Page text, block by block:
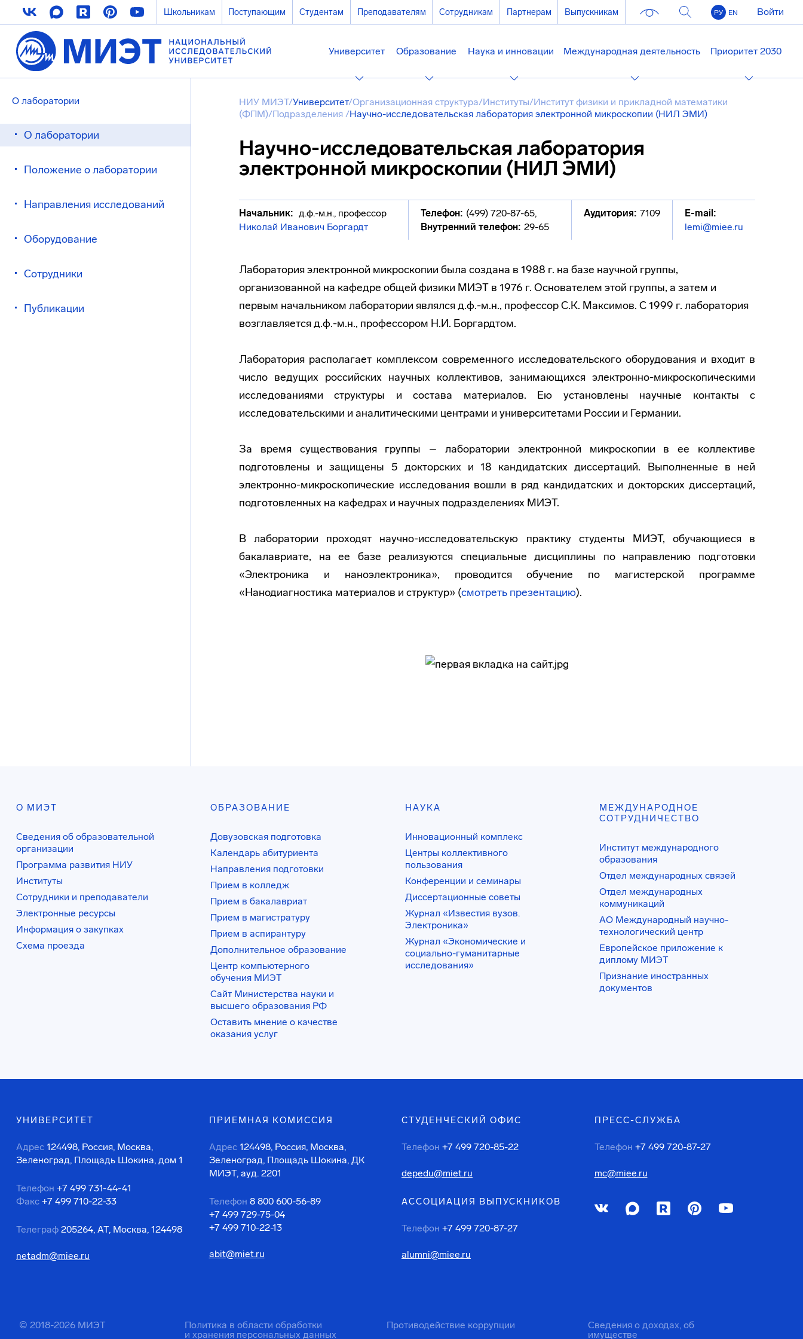
Школьникам Поступающим Студентам Преподавателям Сотрудникам Партнерам Выпускникам РУ EN Войти
Университет Образование Наука и инновации Международная деятельность Приоритет 2030
О лаборатории
О лаборатории
Положение о лаборатории
Направления исследований
Оборудование
Сотрудники
Публикации
НИУ МИЭТ/Университет/Организационная структура/Институты/Институт физики и прикладной математики
(ФПМ)/Подразделения /Научно-исследовательская лаборатория электронной микроскопии (НИЛ ЭМИ)
Научно-исследовательская лаборатория
электронной микроскопии (НИЛ ЭМИ)
Начальник: д.ф.-м.н., профессор
Николай Иванович Боргардт
Телефон: (499) 720-87-65,
Внутренний телефон: 29-65
Аудитория: 7109
E-mail:
lemi@miee.ru
Лаборатория электронной микроскопии была создана в 1988 г. на базе научной группы,
организованной на кафедре общей физики МИЭТ в 1976 г. Основателем этой группы, а затем и
первым начальником лаборатории являлся д.ф.-м.н., профессор С.К. Максимов. С 1999 г. лаборатория
возглавляется д.ф.-м.н., профессором Н.И. Боргардтом.
Лаборатория располагает комплексом современного исследовательского оборудования и входит в
число ведущих российских научных коллективов, занимающихся электронно-микроскопическими
исследованиями структуры и состава материалов. Ею установлены научные контакты с
исследовательскими и аналитическими центрами и университетами России и Германии.
За время существования группы – лаборатории электронной микроскопии в ее коллективе
подготовлены и защищены 5 докторских и 18 кандидатских диссертаций. Выполненные в ней
электронно-микроскопические исследования вошли в ряд кандидатских и докторских диссертаций,
подготовленных на кафедрах и научных подразделениях МИЭТ.
В лаборатории проходят научно-исследовательскую практику студенты МИЭТ, обучающиеся в
бакалавриате, на ее базе реализуются специальные дисциплины по направлению подготовки
«Электроника и наноэлектроника», проводится обучение по магистерской программе
«Нанодиагностика материалов и структур» (смотреть презентацию).
О МИЭТ
Сведения об образовательной
организации
Программа развития НИУ
Институты
Сотрудники и преподаватели
Электронные ресурсы
Информация о закупках
Схема проезда
ОБРАЗОВАНИЕ
Довузовская подготовка
Календарь абитуриента
Направления подготовки
Прием в колледж
Прием в бакалавриат
Прием в магистратуру
Прием в аспирантуру
Дополнительное образование
Центр компьютерного
обучения МИЭТ
Сайт Министерства науки и
высшего образования РФ
Оставить мнение о качестве
оказания услуг
НАУКА
Инновационный комплекс
Центры коллективного
пользования
Конференции и семинары
Диссертационные советы
Журнал «Известия вузов.
Электроника»
Журнал «Экономические и
социально-гуманитарные
исследования»
МЕЖДУНАРОДНОЕ
СОТРУДНИЧЕСТВО
Институт международного
образования
Отдел международных связей
Отдел международных
коммуникаций
АО Международный научно-
технологический центр
Европейское приложение к
диплому МИЭТ
Признание иностранных
документов
УНИВЕРСИТЕТ
Адрес 124498, Россия, Москва,
Зеленоград, Площадь Шокина, дом 1
Телефон +7 499 731-44-41
Факс +7 499 710-22-33
Телеграф 205264, АТ, Москва, 124498
netadm@miee.ru
ПРИЕМНАЯ КОМИССИЯ
Адрес 124498, Россия, Москва,
Зеленоград, Площадь Шокина, ДК
МИЭТ, ауд. 2201
Телефон 8 800 600-56-89
+7 499 729-75-04
+7 499 710-22-13
abit@miet.ru
СТУДЕНЧЕСКИЙ ОФИС
Телефон +7 499 720-85-22
depedu@miet.ru
АССОЦИАЦИЯ ВЫПУСКНИКОВ
Телефон +7 499 720-87-27
alumni@miee.ru
ПРЕСС-СЛУЖБА
Телефон +7 499 720-87-27
mc@miee.ru
© 2018-2026 МИЭТ
Политика в области обработки
и хранения персональных данных
Противодействие коррупции
Сведения о доходах, об
имуществе